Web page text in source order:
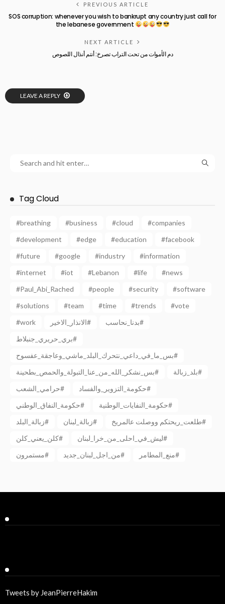
PREVIOUS ARTICLE
SOS corruption: whenever you wish to bankrupt any country just call for
the lebanese government
NEXT ARTICLE
دم الأموات من تحت التراب تصرخ: أنتم أنذال اللصوص
LEAVE A REPLY
Tag Cloud
#breathing #business #cloud
#companies
#development
#edge #education
#facebook
#future
#google #industry
#information
#internet
#iot #Lebanon #life
#news
#Paul_Abi_Rached
#people #security
#software
#solutions
#team #time #trends
#vote
#work
الانذار_الاخير#
بدنا_نحاسب#
بري_حريري_جنبلاط#
بس_ما_في_داعي_نتحرك_البلد_ماشي_وعاجقة_عفسوح#
بس_نشكر_الله_من_عنا_التبولة_والحمص_بطحينة#
بلد_زبالة#
حرامي_الشعب#
حكومة_التزوير_والفساد#
حكومة_النفاق_الوطني#
حكومة_النفايات_الوطنية#
زبالة_البلد#
زبالة_لبنان#
طلعت_ريحتكم ووصلت عالمريخ#
كلن_يعني_كلن#
ليش_في_احلى_من_خرا_لبنان#
مستمرون#
من_اجل_لبنان_جديد# منع_المطامر#
Tweets by JeanPierreHakim